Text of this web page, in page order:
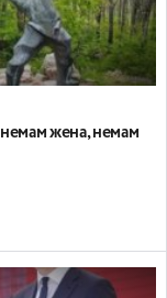
жена, немам